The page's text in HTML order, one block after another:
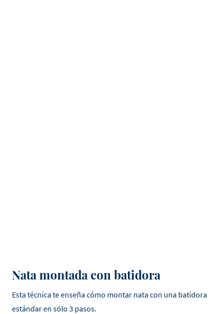
Nata montada con batidora
Esta técnica te enseña cómo montar nata con una batidora
estándar en sólo 3 pasos.